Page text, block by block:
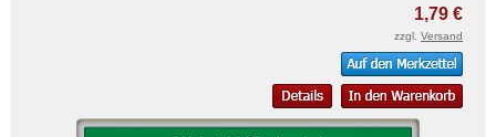
1,79 €
zzgl. Versand